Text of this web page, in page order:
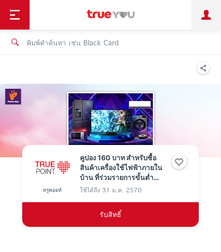
ลูกค้าบุคคล ลูกค้าองค์กร
ช้อป
เทรนด์เทคโนโลยี
คูปอง 160 บาท สำหรับซื้อ
สินค้าเครื่องใช้ไฟฟ้าภายใน
บ้าน ที่ร่วมรายการขั้นต่ำ
5,000 บาท/ ใบเสร็จ ใช้ 0
ทรูพอยท์ ใช้ได้ถึง 31 ม.ค. 2570
รับสิทธิ์